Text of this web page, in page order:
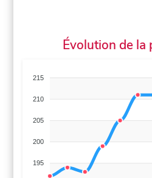
Évolution de la
215
210
205
200
195